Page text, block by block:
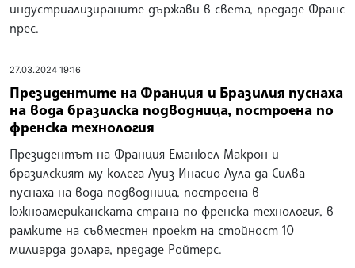
индустриализираните държави в света, предаде Франс
прес.
27.03.2024 19:16
Президентите на Франция и Бразилия пуснаха
на вода бразилска подводница, построена по
френска технология
Президентът на Франция Еманюел Макрон и
бразилският му колега Луиз Инасио Лула да Силва
пуснаха на вода подводница, построена в
южноамериканската страна по френска технология, в
рамките на съвместен проект на стойност 10
милиарда долара, предаде Ройтерс.